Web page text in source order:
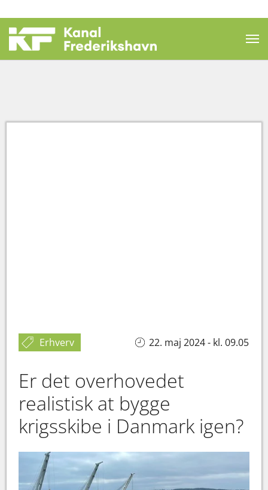
Erhverv 22. maj 2024 - kl. 09.05
Er det overhovedet
realistisk at bygge
krigsskibe i Danmark igen?